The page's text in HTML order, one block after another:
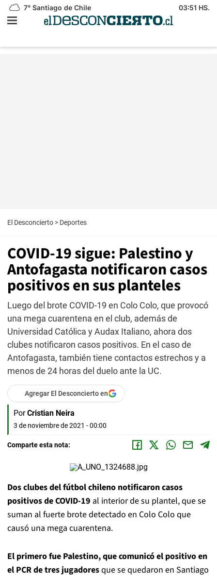
7° Santiago de Chile 03:51 HS.
El Desconcierto > Deportes
COVID-19 sigue: Palestino y
Antofagasta notificaron casos
positivos en sus planteles
Luego del brote COVID-19 en Colo Colo, que provocó
una mega cuarentena en el club, además de
Universidad Católica y Audax Italiano, ahora dos
clubes notificaron casos positivos. En el caso de
Antofagasta, también tiene contactos estrechos y a
menos de 24 horas del duelo ante la UC.
Agregar El Desconcierto en
Por Cristian Neira
3 de noviembre de 2021 - 00:00
Comparte esta nota:
Dos clubes del fútbol chileno notificaron casos
positivos de COVID-19 al interior de su plantel, que se
suman al fuerte brote detectado en Colo Colo que
causó una mega cuarentena.
El primero fue Palestino, que comunicó el positivo en
el PCR de tres jugadoresque se quedaron en Santiago